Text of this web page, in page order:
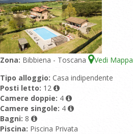
Zona: Bibbiena - Toscana Vedi Mappa
Tipo alloggio: Casa indipendente
Posti letto: 12
Camere doppie: 4
Camere singole: 4
Bagni: 8
Piscina: Piscina Privata